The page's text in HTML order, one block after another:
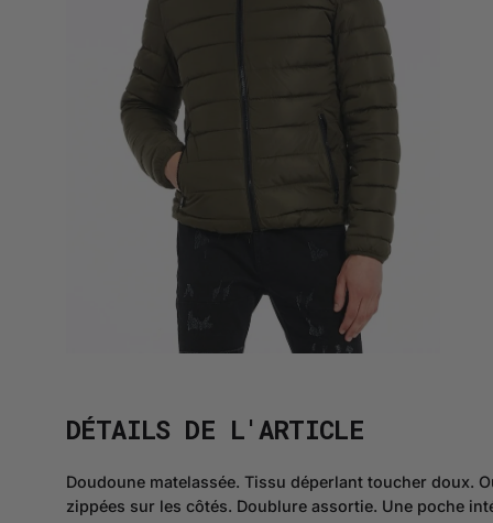
DÉTAILS DE L'ARTICLE
Doudoune matelassée. Tissu déperlant toucher doux.
zippées sur les côtés. Doublure assortie. Une poche